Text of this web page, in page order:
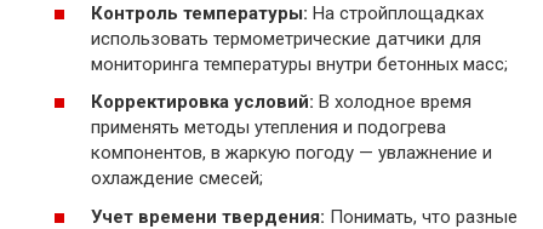
Контроль температуры: На стройплощадках
использовать термометрические датчики для
мониторинга температуры внутри бетонных масс;
Корректировка условий: В холодное время
применять методы утепления и подогрева
компонентов, в жаркую погоду — увлажнение и
охлаждение смесей;
Учет времени твердения: Понимать, что разные